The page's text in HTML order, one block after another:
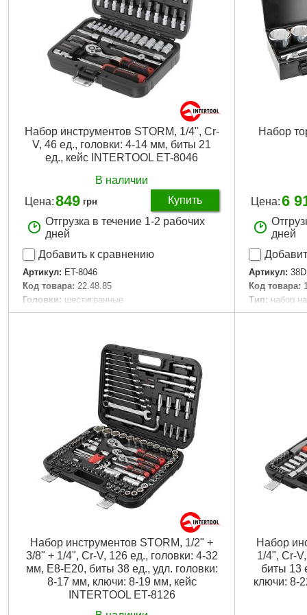
Материал кейса: пластик
Габариты упаковки: 520x340x100 мм
Вес брутто: 11,750 г
Подробнее...
Материал
Габариты
Вес брутто:
Набор инструментов STORM, 1/4", Cr-
V, 46 ед., головки: 4-14 мм, биты 21
ед., кейс INTERTOOL ET-8046
В наличии
Цена:849 грн
Купить
Отгрузка в течение 1-2 рабочих
дней
Добавить к сравнению
Артикул: ET-8046
Код товара: 22.48.85
Головки: шестигранные
Трещоточная рукоятка: 1/4", 72 зуба
Материал изготовления: Cr-V сталь
4-14 мм
Количество единиц в наборе: 46 ед.
ударопрочный пластик
Габариты упаковки: 220x160x60 мм
1,400 г
Подробнее...
Набор
Цена:6
дней
Артикул:
Код товара:
Тип: набор
Материал:
Габариты
Набор инструментов STORM, 1/2" +
3/8" + 1/4", Cr-V, 126 ед., головки: 4-32
мм, E8-E20, биты 38 ед., удл. головки:
8-17 мм, ключи: 8-19 мм, кейс
INTERTOOL ET-8126
Набор
1/4", Cr-
биты 13
ключи: 8-